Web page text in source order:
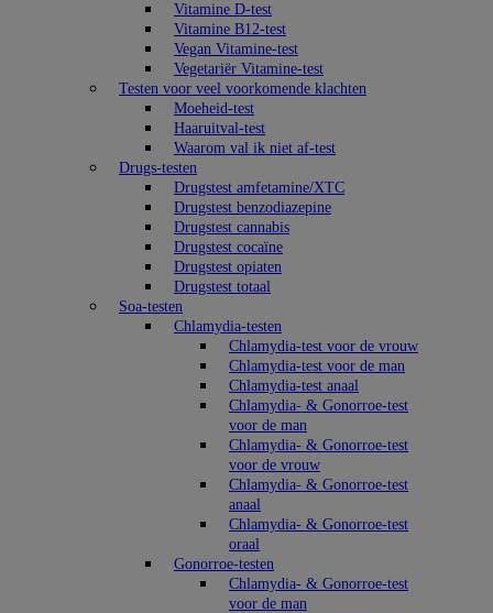
Vitamine D-test
Vitamine B12-test
Vegan Vitamine-test
Vegetariër Vitamine-test
Testen voor veel voorkomende klachten
Moeheid-test
Haaruitval-test
Waarom val ik niet af-test
Drugs-testen
Drugstest amfetamine/XTC
Drugstest benzodiazepine
Drugstest cannabis
Drugstest cocaïne
Drugstest opiaten
Drugstest totaal
Soa-testen
Chlamydia-testen
Chlamydia-test voor de vrouw
Chlamydia-test voor de man
Chlamydia-test anaal
Chlamydia- & Gonorroe-test
voor de man
Chlamydia- & Gonorroe-test
voor de vrouw
Chlamydia- & Gonorroe-test
anaal
Chlamydia- & Gonorroe-test
oraal
Gonorroe-testen
Chlamydia- & Gonorroe-test
voor de man